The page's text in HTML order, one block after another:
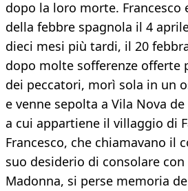
dopo la loro morte. Francesco
della febbre spagnola il 4
dieci mesi più tardi, il 20
dopo molte sofferenze offerte
dei peccatori, morì sola in un
e venne sepolta a Vila Nova
a cui appartiene il villaggio di
Francesco, che chiamavano il
suo desiderio di consolare
Madonna, si perse memoria